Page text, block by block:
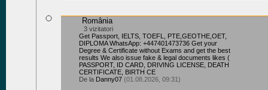
România
3 vizitatori
Get Passport, IELTS, TOEFL, PTE,GEOTHE,OET,
DIPLOMA WhatsApp: +447401473736 Get your
Degree & Certificate without Exams and get the best
results We also issue fake & legal documents likes (
PASSPORT, ID CARD, DRIVING LICENSE, DEATH
CERTIFICATE, BIRTH CE
De la Danny07 (01.08.2026, 09:31)